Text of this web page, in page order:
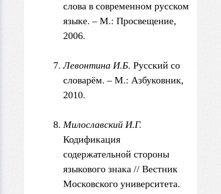
слова в современном русском
языке. – М.: Просвещение,
2006.
Левонтина И.Б. Русский со
словарём. – М.: Азбуковник,
2010.
Милославский И.Г.
Кодификация
содержательной стороны
языкового знака // Вестник
Московского университета.